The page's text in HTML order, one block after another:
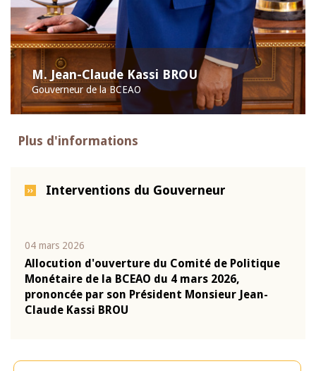
M. Jean-Claude Kassi BROU
Gouverneur de la BCEAO
Plus d'informations
Interventions du Gouverneur
04 mars 2026
Allocution d'ouverture du Comité de Politique
Monétaire de la BCEAO du 4 mars 2026,
prononcée par son Président Monsieur Jean-
Claude Kassi BROU